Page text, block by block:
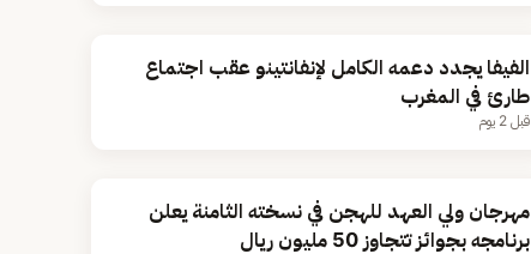
الفيفا يجدد دعمه الكامل لإنفانتينو عقب اجتماع
طارئ في المغرب
قبل 2 يوم
مهرجان ولي العهد للهجن في نسخته الثامنة يعلن
برنامجه بجوائز تتجاوز 50 مليون ريال